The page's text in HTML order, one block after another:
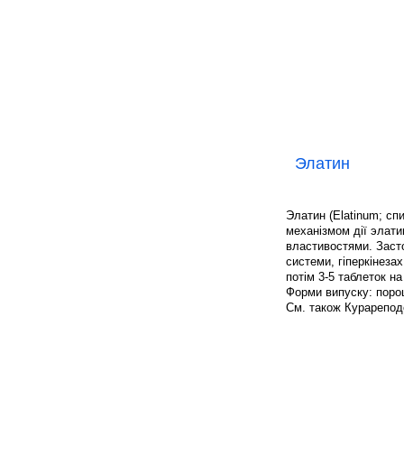
Элатин
Элатин (Elatinum;
механізмом дії
властивостями.
системи,
потім 3-5 таблеток
Форми випуску:
См. також